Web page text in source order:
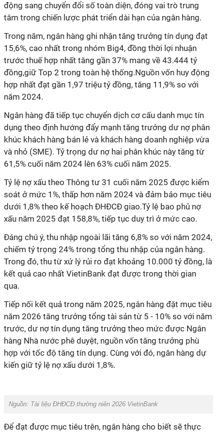
động sang chuyển đổi số toàn diện, đóng vai trò trung
tâm trong chiến lược phát triển dài hạn của ngân hàng.
Trong năm, ngân hàng ghi nhận tăng trưởng tín dụng đạt
15,6%, cao nhất trong nhóm Big4, đồng thời lợi nhuận
trước thuế hợp nhất tăng gần 37% mang về 43.444 tỷ
đồng,giữ Top 2 trong toàn hệ thống.Nguồn vốn huy động
hợp nhất đạt gần 1,97 triệu tỷ đồng, tăng 11,9% so với
năm 2024.
Ngân hàng đã tiếp tục chuyển dịch cơ cấu danh mục tín
dụng theo định hướng đẩy mạnh tăng trưởng dư nợ phân
khúc khách hàng bán lẻ và khách hàng doanh nghiệp vừa
và nhỏ (SME). Tỷ trọng dư nợ hai phân khúc này tăng từ
61,5% cuối năm 2024 lên 63% cuối năm 2025.
Tỷ lệ nợ xấu theo Thông tư 31 cuối năm 2025 được kiểm
soát ở mức 1%, thấp hơn năm 2024 và đảm bảo mục tiêu
dưới 1,8% theo kế hoạch ĐHĐCĐ giao.Tỷ lệ bao phủ nợ
xấu năm 2025 đạt 158,8%, tiếp tục duy trì ở mức cao.
Đáng chú ý, thu nhập ngoài lãi tăng 6,8% so với năm 2024,
chiếm tỷ trọng 24% trong tổng thu nhập của ngân hàng.
Trong đó, thu từ xử lý rủi ro đạt khoảng 10.000 tỷ đồng, là
kết quả cao nhất VietinBank đạt được trong thời gian
qua.
Tiếp nối kết quả trong năm 2025, ngân hàng đặt mục tiêu
năm 2026 tăng trưởng tổng tài sản từ 5 - 10% so với năm
trước, dư nợ tín dụng tăng trưởng theo mức được Ngân
hàng Nhà nước phê duyệt, nguồn vốn tăng trưởng phù
hợp với tốc độ tăng tín dụng. Cùng với đó, ngân hàng dự
kiến giữ tỷ lệ nợ xấu dưới 1,8%.
Nguồn: Tài liệu ĐHĐCĐ thường niên 2026 VietinBank
Để đạt được mục tiêu trên, ngân hàng cho biết sẽ thực